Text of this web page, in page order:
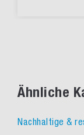
Ähnliche
Nachhaltige &